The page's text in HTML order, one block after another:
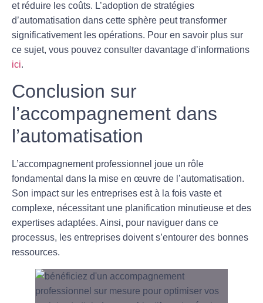
et réduire les coûts. L’adoption de stratégies
d’automatisation dans cette sphère peut transformer
significativement les opérations. Pour en savoir plus sur
ce sujet, vous pouvez consulter davantage d’informations
ici.
Conclusion sur
l’accompagnement dans
l’automatisation
L’accompagnement professionnel joue un rôle
fondamental dans la mise en œuvre de l’automatisation.
Son impact sur les entreprises est à la fois vaste et
complexe, nécessitant une planification minutieuse et des
expertises adaptées. Ainsi, pour naviguer dans ce
processus, les entreprises doivent s’entourer des bonnes
ressources.